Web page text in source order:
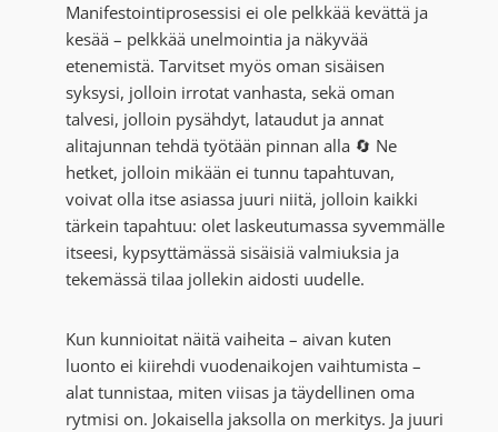
Manifestointiprosessisi ei ole pelkkää kevättä ja
kesää – pelkkää unelmointia ja näkyvää
etenemistä. Tarvitset myös oman sisäisen
syksysi, jolloin irrotat vanhasta, sekä oman
talvesi, jolloin pysähdyt, lataudut ja annat
alitajunnan tehdä työtään pinnan alla 🔄 Ne
hetket, jolloin mikään ei tunnu tapahtuvan,
voivat olla itse asiassa juuri niitä, jolloin kaikki
tärkein tapahtuu: olet laskeutumassa syvemmälle
itseesi, kypsyttämässä sisäisiä valmiuksia ja
tekemässä tilaa jollekin aidosti uudelle.
Kun kunnioitat näitä vaiheita – aivan kuten
luonto ei kiirehdi vuodenaikojen vaihtumista –
alat tunnistaa, miten viisas ja täydellinen oma
rytmisi on. Jokaisella jaksolla on merkitys. Ja juuri